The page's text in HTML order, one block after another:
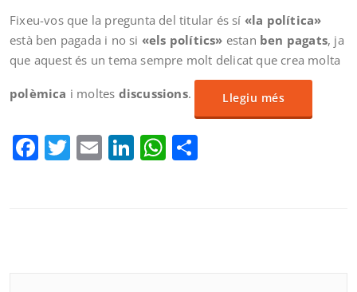
Fixeu-vos que la pregunta del titular és sí «la política»
està ben pagada i no si «els polítics» estan ben pagats, ja
que aquest és un tema sempre molt delicat que crea molta
polèmica i moltes discussions. Llegiu més
Facebook
Twitter
EmailLinkedIn
WhatsApp